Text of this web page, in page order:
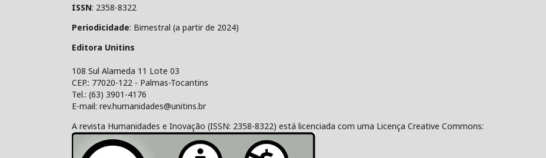
ISSN: 2358-8322
Periodicidade: Bimestral (a partir de 2024)
Editora Unitins
108 Sul Alameda 11 Lote 03
CEP.: 77020-122 - Palmas-Tocantins
Tel.: (63) 3901-4176
E-mail: rev.humanidades@unitins.br
A revista Humanidades e Inovação (ISSN: 2358-8322) está licenciada com uma Licença Creative Commons: